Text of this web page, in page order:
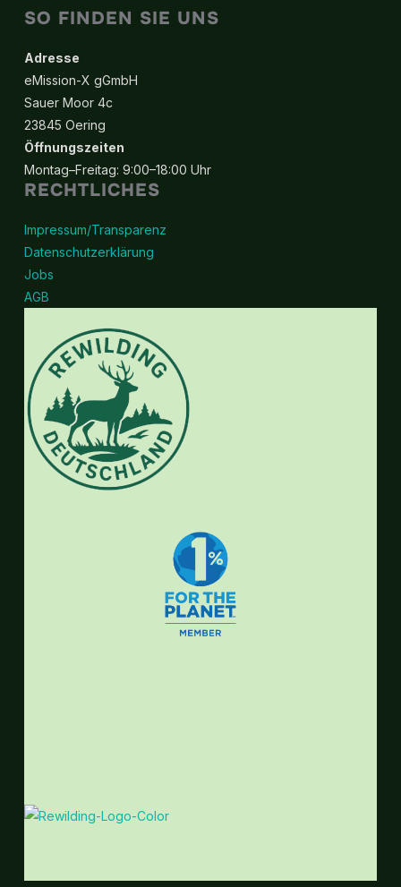
SO FINDEN SIE UNS
Adresse
eMission-X gGmbH
Sauer Moor 4c
23845 Oering
Öffnungszeiten
Montag–Freitag: 9:00–18:00 Uhr
RECHTLICHES
Impressum/Transparenz
Datenschutzerklärung
Jobs
AGB